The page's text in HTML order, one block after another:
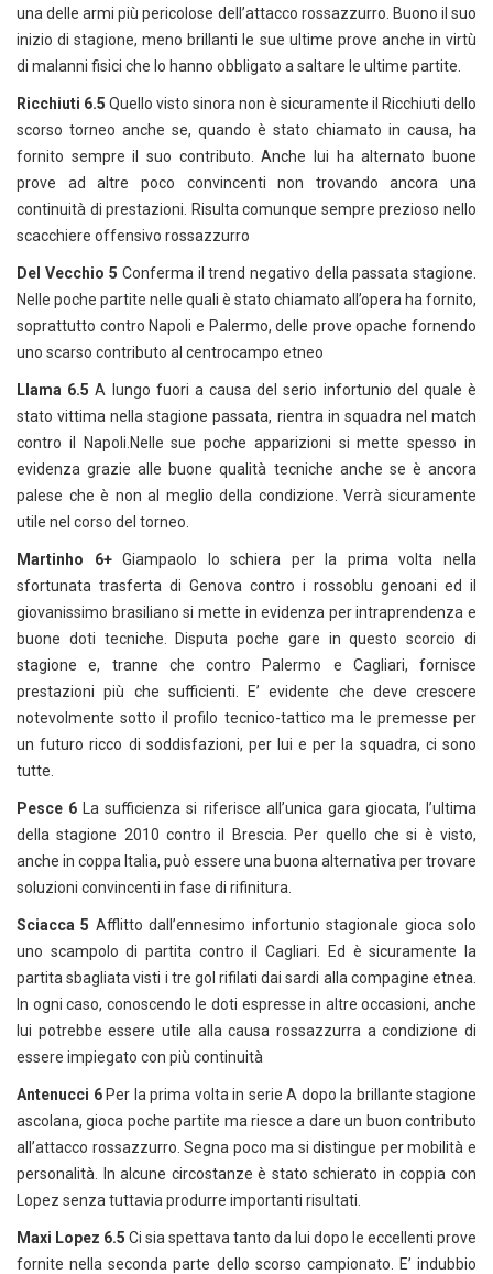
una delle armi più pericolose dell’attacco rossazzurro. Buono il suo
inizio di stagione, meno brillanti le sue ultime prove anche in virtù
di malanni fisici che lo hanno obbligato a saltare le ultime partite.
Ricchiuti 6.5 Quello visto sinora non è sicuramente il Ricchiuti dello
scorso torneo anche se, quando è stato chiamato in causa, ha
fornito sempre il suo contributo. Anche lui ha alternato buone
prove ad altre poco convincenti non trovando ancora una
continuità di prestazioni. Risulta comunque sempre prezioso nello
scacchiere offensivo rossazzurro
Del Vecchio 5 Conferma il trend negativo della passata stagione.
Nelle poche partite nelle quali è stato chiamato all’opera ha fornito,
soprattutto contro Napoli e Palermo, delle prove opache fornendo
uno scarso contributo al centrocampo etneo
Llama 6.5A lungo fuori a causa del serio infortunio del quale è
stato vittima nella stagione passata, rientra in squadra nel match
contro il Napoli.Nelle sue poche apparizioni si mette spesso in
evidenza grazie alle buone qualità tecniche anche se è ancora
palese che è non al meglio della condizione. Verrà sicuramente
utile nel corso del torneo.
Martinho 6+Giampaolo lo schiera per la prima volta nella
sfortunata trasferta di Genova contro i rossoblu genoani ed il
giovanissimo brasiliano si mette in evidenza per intraprendenza e
buone doti tecniche. Disputa poche gare in questo scorcio di
stagione e, tranne che contro Palermo e Cagliari, fornisce
prestazioni più che sufficienti. E’ evidente che deve crescere
notevolmente sotto il profilo tecnico-tattico ma le premesse per
un futuro ricco di soddisfazioni, per lui e per la squadra, ci sono
tutte.
Pesce 6 La sufficienza si riferisce all’unica gara giocata, l’ultima
della stagione 2010 contro il Brescia. Per quello che si è visto,
anche in coppa Italia, può essere una buona alternativa per trovare
soluzioni convincenti in fase di rifinitura.
Sciacca 5 Afflitto dall’ennesimo infortunio stagionale gioca solo
uno scampolo di partita contro il Cagliari. Ed è sicuramente la
partita sbagliata visti i tre gol rifilati dai sardi alla compagine etnea.
In ogni caso, conoscendo le doti espresse in altre occasioni, anche
lui potrebbe essere utile alla causa rossazzurra a condizione di
essere impiegato con più continuità
Antenucci 6Per la prima volta in serie A dopo la brillante stagione
ascolana, gioca poche partite ma riesce a dare un buon contributo
all’attacco rossazzurro. Segna poco ma si distingue per mobilità e
personalità. In alcune circostanze è stato schierato in coppia con
Lopez senza tuttavia produrre importanti risultati.
Maxi Lopez 6.5 Ci sia spettava tanto da lui dopo le eccellenti prove
fornite nella seconda parte dello scorso campionato. E’ indubbio